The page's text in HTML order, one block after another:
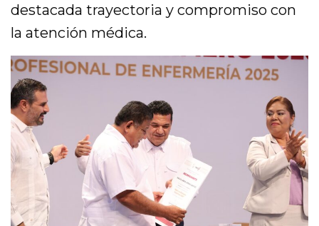
destacada trayectoria y compromiso con
la atención médica.